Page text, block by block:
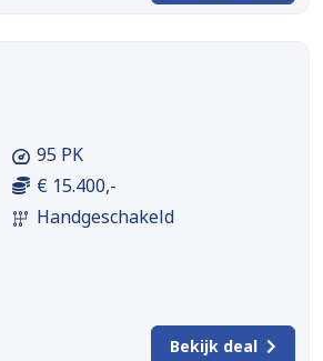
95 PK
€ 15.400,-
Handgeschakeld
Bekijk deal